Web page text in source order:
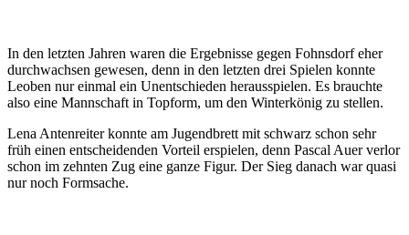
In den letzten Jahren waren die Ergebnisse gegen Fohnsdorf eher
durchwachsen gewesen, denn in den letzten drei Spielen konnte
Leoben nur einmal ein Unentschieden herausspielen. Es brauchte
also eine Mannschaft in Topform, um den Winterkönig zu stellen.
Lena Antenreiter konnte am Jugendbrett mit schwarz schon sehr
früh einen entscheidenden Vorteil erspielen, denn Pascal Auer verlor
schon im zehnten Zug eine ganze Figur. Der Sieg danach war quasi
nur noch Formsache.